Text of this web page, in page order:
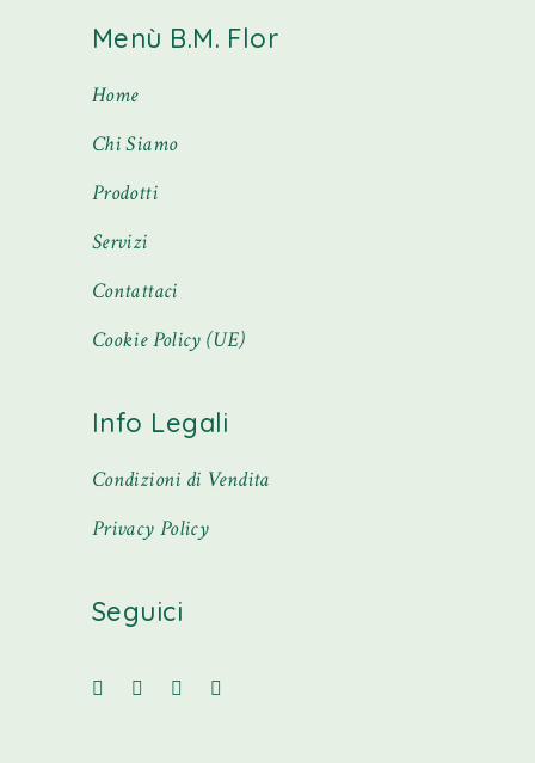
Menù B.M. Flor
Home
Chi Siamo
Prodotti
Servizi
Contattaci
Cookie Policy (UE)
Info Legali
Condizioni di Vendita
Privacy Policy
Seguici